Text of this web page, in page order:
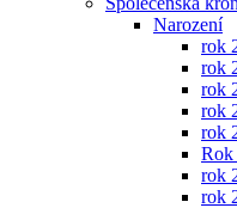
Narození
rok
rok
rok
rok
rok
Rok
rok
rok